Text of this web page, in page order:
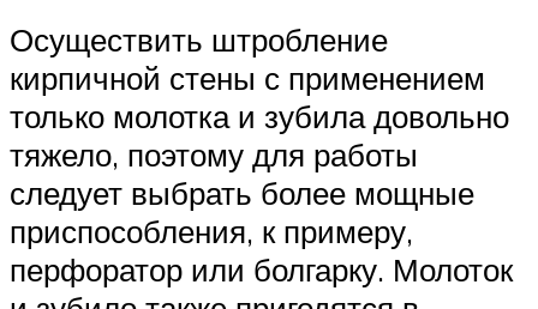
Осуществить штробление
кирпичной стены с применением
только молотка и зубила довольно
тяжело, поэтому для работы
следует выбрать более мощные
приспособления, к примеру,
перфоратор или болгарку. Молоток